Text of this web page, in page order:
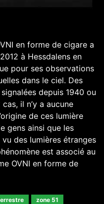
en forme de cigare a
à Hessdalens en
pour ses observations
dans le ciel. Des
depuis 1940 ou
il n’y a aucune
de ces lumière
gens ainsi que les
des lumières étranges
est associé au
OVNI en forme de
zone 51